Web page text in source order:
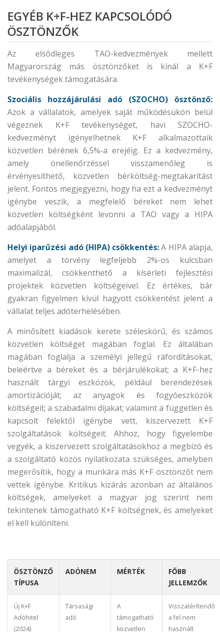
EGYÉB K+F-HEZ KAPCSOLÓDÓ
ÖSZTÖNZŐK
Az elsődleges TAO-kedvezmények mellett
Magyarország más ösztönzőket is kínál a K+F
tevékenységek támogatására.
Szociális hozzájárulási adó (SZOCHO) ösztönző:
Azok a vállalatok, amelyek saját működésükön belül
végeznek K+F tevékenységet, havi SZOCHO-
kedvezményt igényelhetnek K+F alkalmazottaik
közvetlen bérének 6,5%-a erejéig. Ez a kedvezmény,
amely önellenőrzéssel visszamenőleg is
érvényesíthető, közvetlen bérköltség-megtakarítást
jelent. Fontos megjegyezni, hogy ha ezt a kedvezményt
igénybe veszik, a megfelelő béreket nem lehet
közvetlen költségként levonni a TAO vagy a HIPA
adóalapjából.
Helyi iparűzési adó (HIPA) csökkentés:A HIPA alapja,
amelyet a törvény legfeljebb 2%-os kulcsban
maximalizál, csökkenthető a kísérleti fejlesztési
projektek közvetlen költségeivel. Ez értékes, bár
gyakran figyelmen kívül hagyott csökkentést jelent a
vállalat teljes adóterhelésében.
A minősített kiadások kerete széleskörű, és számos
közvetlen költséget magában foglal. Ez általában
magában foglalja a személyi jellegű ráfordításokat,
beleértve a béreket és a bérjárulékokat; a K+F-hez
használt tárgyi eszközök, például berendezések
amortizációját; az anyagok és fogyóeszközök
költségeit; a szabadalmi díjakat; valamint a független és
kapcsolt felektől igénybe vett, kiszervezett K+F
szolgáltatások költségeit. Ahhoz, hogy figyelembe
vegyék, a kiszervezett szolgáltatásokhoz a megbízó és
a szolgáltató közös nyilatkozata szükséges, amelyben
megerősítik, hogy a munkára más K+F ösztönzőt nem
vettek igénybe. Kritikus kizárás azonban az általános
költségek, amelyeket a magyar jog szerint nem
tekintenek támogatható K+F költségnek, és amelyeket
el kell különíteni.
ÖSZTÖNZŐ
TÍPUSA
ADÓNEM MÉRTÉK
FŐBB
JELLEMZŐK
Új K+F
Adóhitel
(2024)
Társasági
adó
A
támogatható
közvetlen
Visszatérítendő
a fel nem
használt